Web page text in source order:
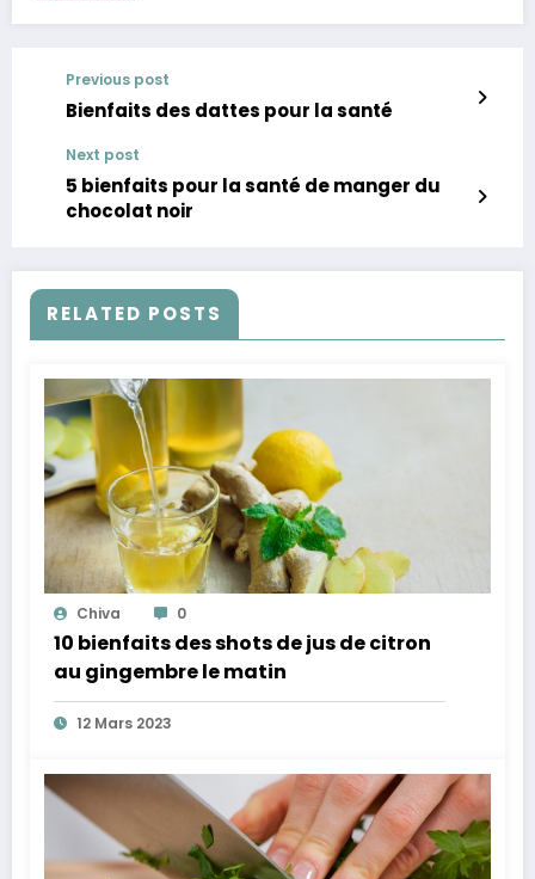
Previous post
Bienfaits des dattes pour la santé
Next post
5 bienfaits pour la santé de manger du
chocolat noir
RELATED POSTS
Chiva 0
10 bienfaits des shots de jus de citron
au gingembre le matin
12 Mars 2023